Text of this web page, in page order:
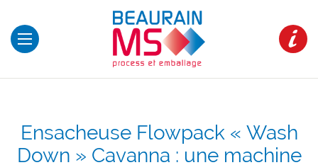
Ensacheuse Flowpack « Wash
Down » Cavanna : une machine